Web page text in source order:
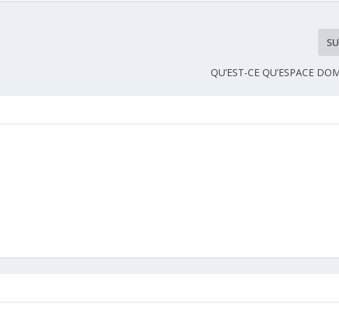
QU’EST-CE QU’ESPACE